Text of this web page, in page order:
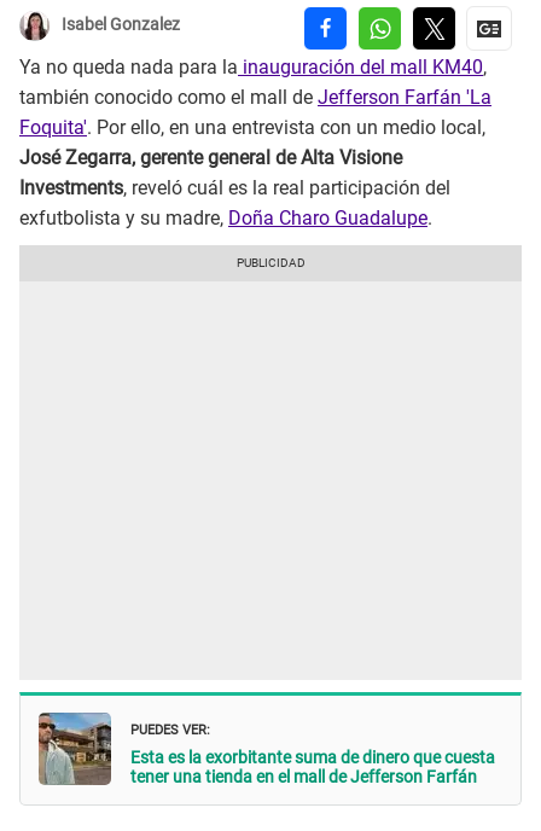
Isabel Gonzalez
Ya no queda nada para la inauguración del mall KM40,
también conocido como el mall de Jefferson Farfán 'La
Foquita'. Por ello, en una entrevista con un medio local,
José Zegarra, gerente general de Alta Visione
Investments, reveló cuál es la real participación del
exfutbolista y su madre, Doña Charo Guadalupe.
PUEDES VER:
Esta es la exorbitante suma de dinero que cuesta
tener una tienda en el mall de Jefferson Farfán